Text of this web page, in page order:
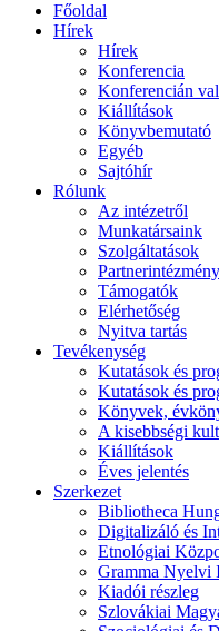
Főoldal
Hírek
Hírek
Konferencia
Konferencián
Kiállítások
Könyvbemutató
Egyéb
Sajtóhír
Rólunk
Az intézetről
Munkatársaink
Szolgáltatások
Támogatók
Elérhetőség
Nyitva tartás
Tevékenység
Kutatások és
Kutatások és
Könyvek,
A kisebbségi
Kiállítások
Éves jelentés
Szerkezet
Bibliotheca
Digitalizáló és
Etnológiai
Gramma Nyelvi
Kiadói részleg
Szlovákiai